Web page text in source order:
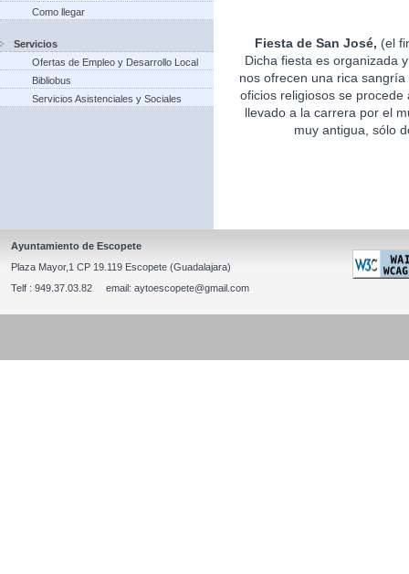
Como llegar
Servicios
Ofertas de Empleo y Desarrollo Local
Bibliobus
Servicios Asistenciales y Sociales
Fiesta de San José, (el
Dicha fiesta es organizada
nos ofrecen una rica
oficios religiosos se
llevado a la carrera por el
muy antigua, sólo
Ayuntamiento de Escopete
Plaza Mayor,1 CP 19.119 Escopete (Guadalajara)
Telf : 949.37.03.82 email: aytoescopete@gmail.com